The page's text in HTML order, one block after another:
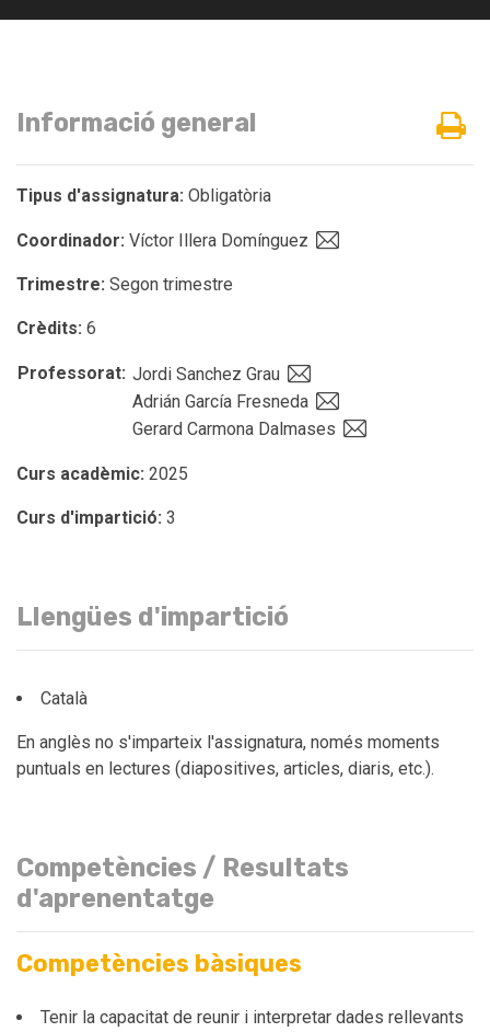
Informació general
Tipus d'assignatura: Obligatòria
Coordinador: Víctor Illera Domínguez
Trimestre: Segon trimestre
Crèdits: 6
Professorat: Jordi Sanchez Grau
Adrián García Fresneda
Gerard Carmona Dalmases
Curs acadèmic: 2025
Curs d'impartició: 3
Llengües d'impartició
Català
En anglès no s'imparteix l'assignatura, només moments
puntuals en lectures (diapositives, articles, diaris, etc.).
Competències / Resultats
d'aprenentatge
Competències bàsiques
Tenir la capacitat de reunir i interpretar dades rellevants